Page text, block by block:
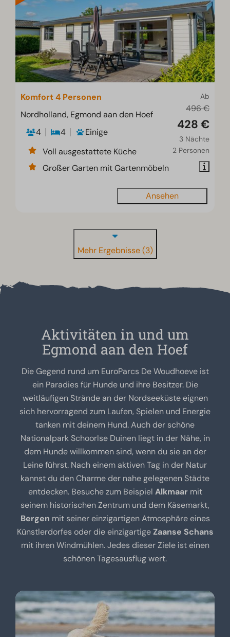
Ab
496 €
428 €
3 Nächte
2 Personen
Komfort 4 Personen
Nordholland, Egmond aan den Hoef
4
4
Einige
Voll ausgestattete Küche
Großer Garten mit Gartenmöbeln
Ansehen
Mehr Ergebnisse (3)
Aktivitäten in und um
Egmond aan den Hoef
Die Gegend rund um EuroParcs De Woudhoeve ist
ein Paradies für Hunde und ihre Besitzer. Die
weitläufigen Strände an der Nordseeküste eignen
sich hervorragend zum Laufen, Spielen und Energie
tanken mit deinem Hund. Auch der schöne
Nationalpark Schoorlse Duinen liegt in der Nähe, in
dem Hunde willkommen sind, wenn du sie an der
Leine führst. Nach einem aktiven Tag in der Natur
kannst du den Charme der nahe gelegenen Städte
entdecken. Besuche zum Beispiel Alkmaarmit
seinem historischen Zentrum und dem Käsemarkt,
Bergen mit seiner einzigartigen Atmosphäre eines
Künstlerdorfes oder die einzigartigeZaanse Schans
mit ihren Windmühlen. Jedes dieser Ziele ist einen
schönen Tagesausflug wert.